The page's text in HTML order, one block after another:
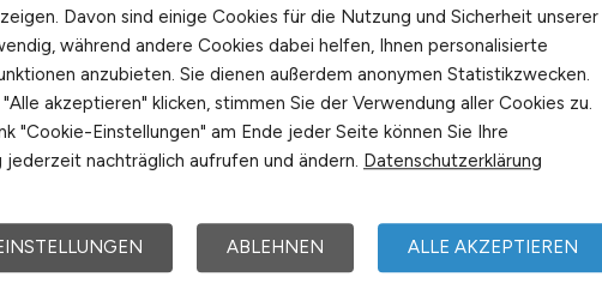
Für Arbeitnehmer
Davon sind einige Cookies für die Nutzung und Sicherheit unserer
während andere Cookies dabei helfen, Ihnen personalisierte
anzubieten. Sie dienen außerdem anonymen Statistikzwecken.
akzeptieren" klicken, stimmen Sie der Verwendung aller Cookies zu.
"Cookie-Einstellungen" am Ende jeder Seite können Sie Ihre
jederzeit nachträglich aufrufen und ändern. Datenschutzerklärung
ABLEHNEN ALLE AKZEPTIEREN